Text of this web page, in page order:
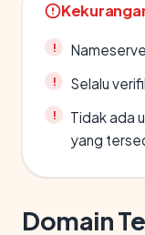
Selalu
Tidak ada
yang
Domain